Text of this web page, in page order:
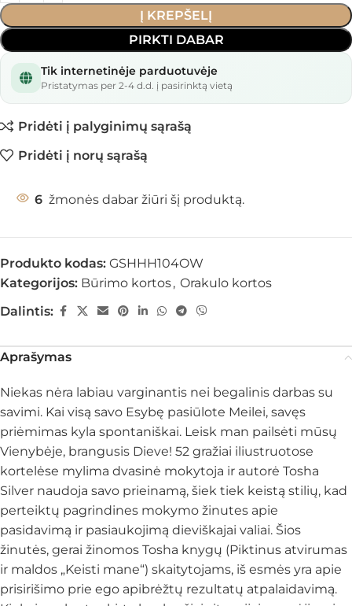
Į KREPŠELĮ
PIRKTI DABAR
Tik internetinėje parduotuvėje
Pristatymas per 2-4 d.d. į pasirinktą vietą
Pridėti į palyginimų sąrašą
Pridėti į norų sąrašą
6 žmonės dabar žiūri šį produktą.
Produkto kodas: GSHHH104OW
Kategorijos: Būrimo kortos, Orakulo kortos
Dalintis:
Aprašymas
Niekas nėra labiau varginantis nei begalinis darbas su
savimi. Kai visą savo Esybę pasiūlote Meilei, savęs
priėmimas kyla spontaniškai. Leisk man pailsėti mūsų
Vienybėje, brangusis Dieve! 52 gražiai iliustruotose
kortelėse mylima dvasinė mokytoja ir autorė Tosha
Silver naudoja savo prieinamą, šiek tiek keistą stilių, kad
perteiktų pagrindines mokymo žinutes apie
pasidavimą ir pasiaukojimą dieviškajai valiai. Šios
žinutės, gerai žinomos Tosha knygų (Piktinus atvirumas
ir maldos „Keisti mane“) skaitytojams, iš esmės yra apie
prisirišimo prie ego apibrėžtų rezultatų atpalaidavimą.